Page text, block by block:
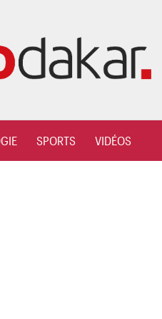
SPORTS VIDÉOS